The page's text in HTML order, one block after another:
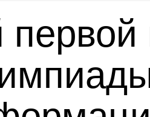
первой